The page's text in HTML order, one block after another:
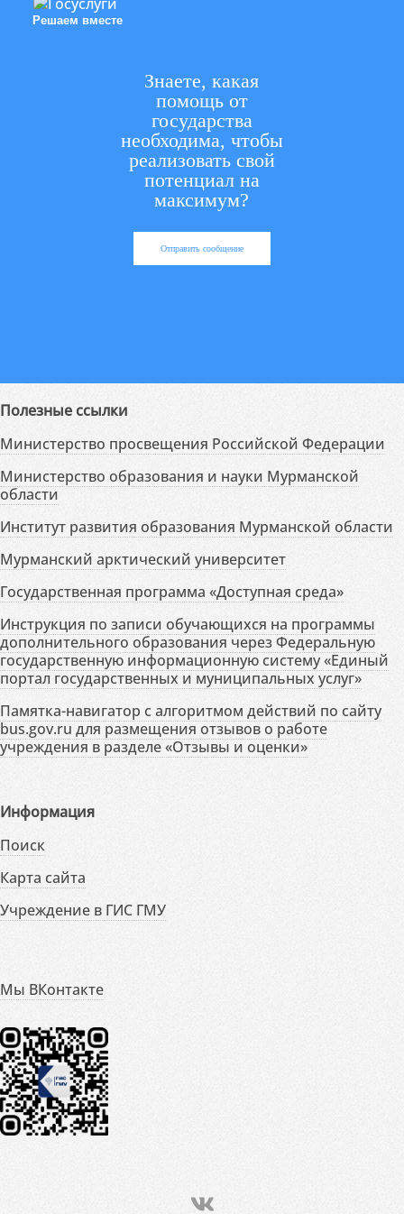
Решаем вместе
Знаете, какая
помощь от
государства
необходима, чтобы
реализовать свой
потенциал на
максимум?
Отправить сообщение
Полезные ссылки
Министерство просвещения Российской Федерации
Министерство образования и науки Мурманской
области
Институт развития образования Мурманской области
Мурманский арктический университет
Государственная программа «Доступная среда»
Инструкция по записи обучающихся на программы
дополнительного образования через Федеральную
государственную информационную систему «Единый
портал государственных и муниципальных услуг»
Памятка-навигатор с алгоритмом действий по сайту
bus.gov.ru для размещения отзывов о работе
учреждения в разделе «Отзывы и оценки»
Информация
Поиск
Карта сайта
Учреждение в ГИС ГМУ
Мы ВКонтакте